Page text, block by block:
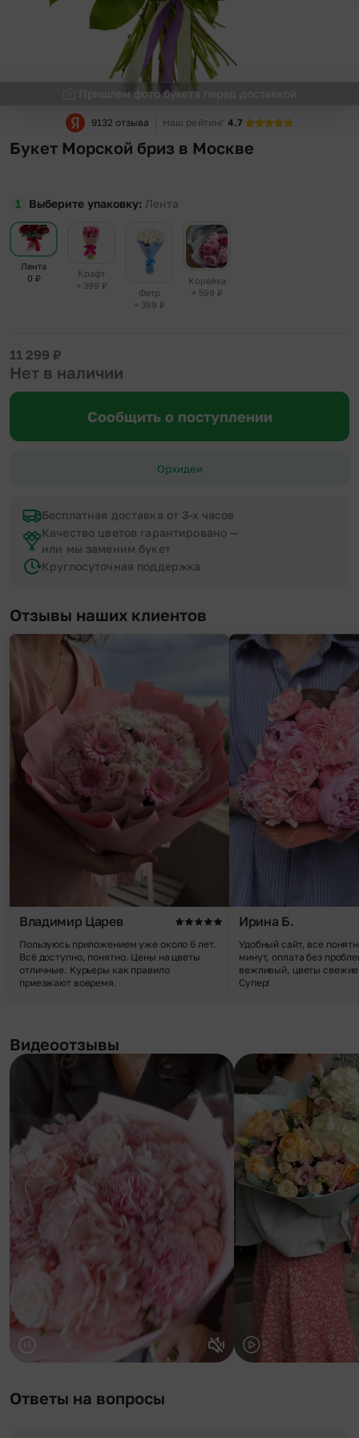
Пришлем фото букета перед доставкой
9132 отзыва Наш рейтинг 4.7
Букет Морской бриз в Москве
Выберите упаковку Лента
Лента
0 ₽
Крафт
+ 399 ₽
Фетр
+ 399 ₽
Корейка
+ 599 ₽
11 299 ₽
Нет в наличии
Сообщить о поступлении
Орхидеи
Бесплатная доставка от 3-х часов
Качество цветов гарантировано —
или мы заменим букет
Круглосуточная поддержка
Отзывы наших клиентов
Владимир Царев
Пользуюсь приложением уже около 6 лет.
Всё доступно, понятно. Цены на цветы
отличные. Курьеры как правило
приезжают вовремя.
Ирина Б.
Удобный сайт, все
минут, оплата без
вежливый, цветы
Супер!
Видеоотзывы
Ответы на вопросы